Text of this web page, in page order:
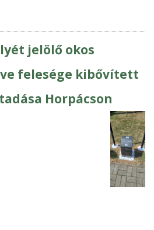
jelölő okos
felesége kibővített
Horpácson